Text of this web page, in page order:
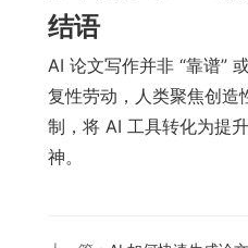
结语
AI 论文写作并非 “靠谱”
复性劳动，人类聚焦创造
制，将 AI 工具转化为提
神。